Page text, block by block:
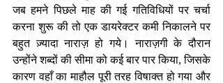
जब हमने पिछले माह की गई गतिविधियों पर चर्चा
करना शुरू की तो एक डायरेक्टर कमी निकालने पर
बहुत ज़्यादा नाराज़ हो गये। नाराज़गी के दौरान
उन्होंने शब्दों की सीमा को कई बार पार किया, जिसके
कारण वहाँ का माहौल पूरी तरह विषाक्त हो गया और